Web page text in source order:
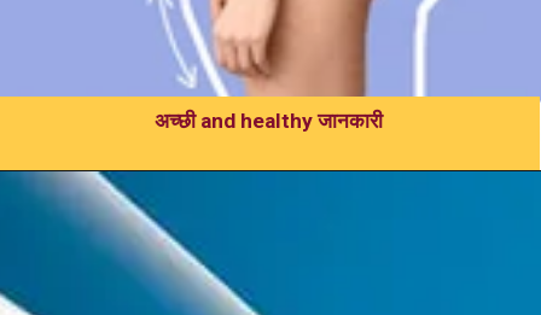
अच्छी and healthy जानकारी